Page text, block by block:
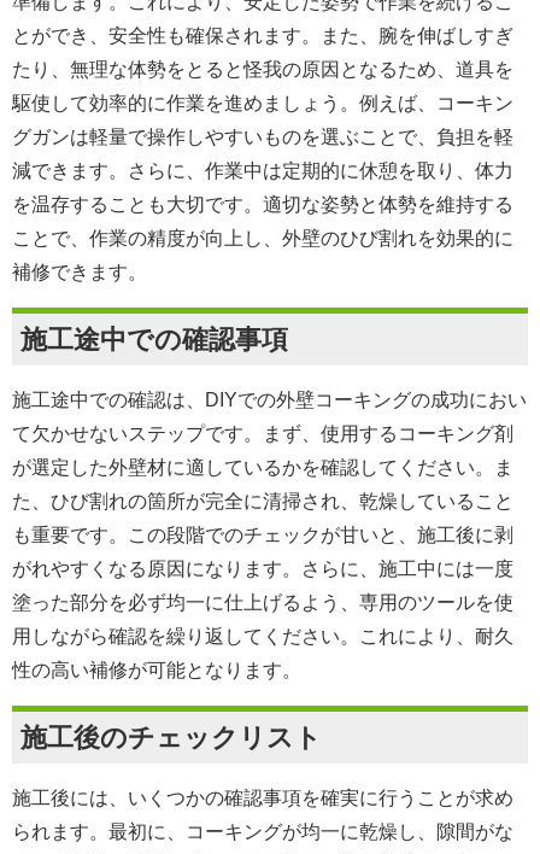
とができ、安全性も確保されます。また、腕を伸ばしすぎ
たり、無理な体勢をとると怪我の原因となるため、道具を
駆使して効率的に作業を進めましょう。例えば、コーキン
グガンは軽量で操作しやすいものを選ぶことで、負担を軽
減できます。さらに、作業中は定期的に休憩を取り、体力
を温存することも大切です。適切な姿勢と体勢を維持する
ことで、作業の精度が向上し、外壁のひび割れを効果的に
補修できます。
施工途中での確認事項
施工途中での確認は、DIYでの外壁コーキングの成功におい
て欠かせないステップです。まず、使用するコーキング剤
が選定した外壁材に適しているかを確認してください。ま
た、ひび割れの箇所が完全に清掃され、乾燥していること
も重要です。この段階でのチェックが甘いと、施工後に剥
がれやすくなる原因になります。さらに、施工中には一度
塗った部分を必ず均一に仕上げるよう、専用のツールを使
用しながら確認を繰り返してください。これにより、耐久
性の高い補修が可能となります。
施工後のチェックリスト
施工後には、いくつかの確認事項を確実に行うことが求め
られます。最初に、コーキングが均一に乾燥し、隙間がな